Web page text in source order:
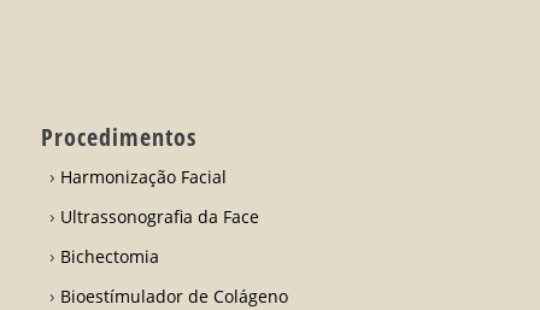
Procedimentos
Harmonização Facial
Ultrassonografia da Face
Bichectomia
Bioestímulador de Colágeno